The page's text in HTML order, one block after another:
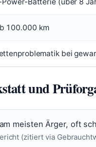
100.000 km
bei
und
meisten Ärger, oft
(zitiert via